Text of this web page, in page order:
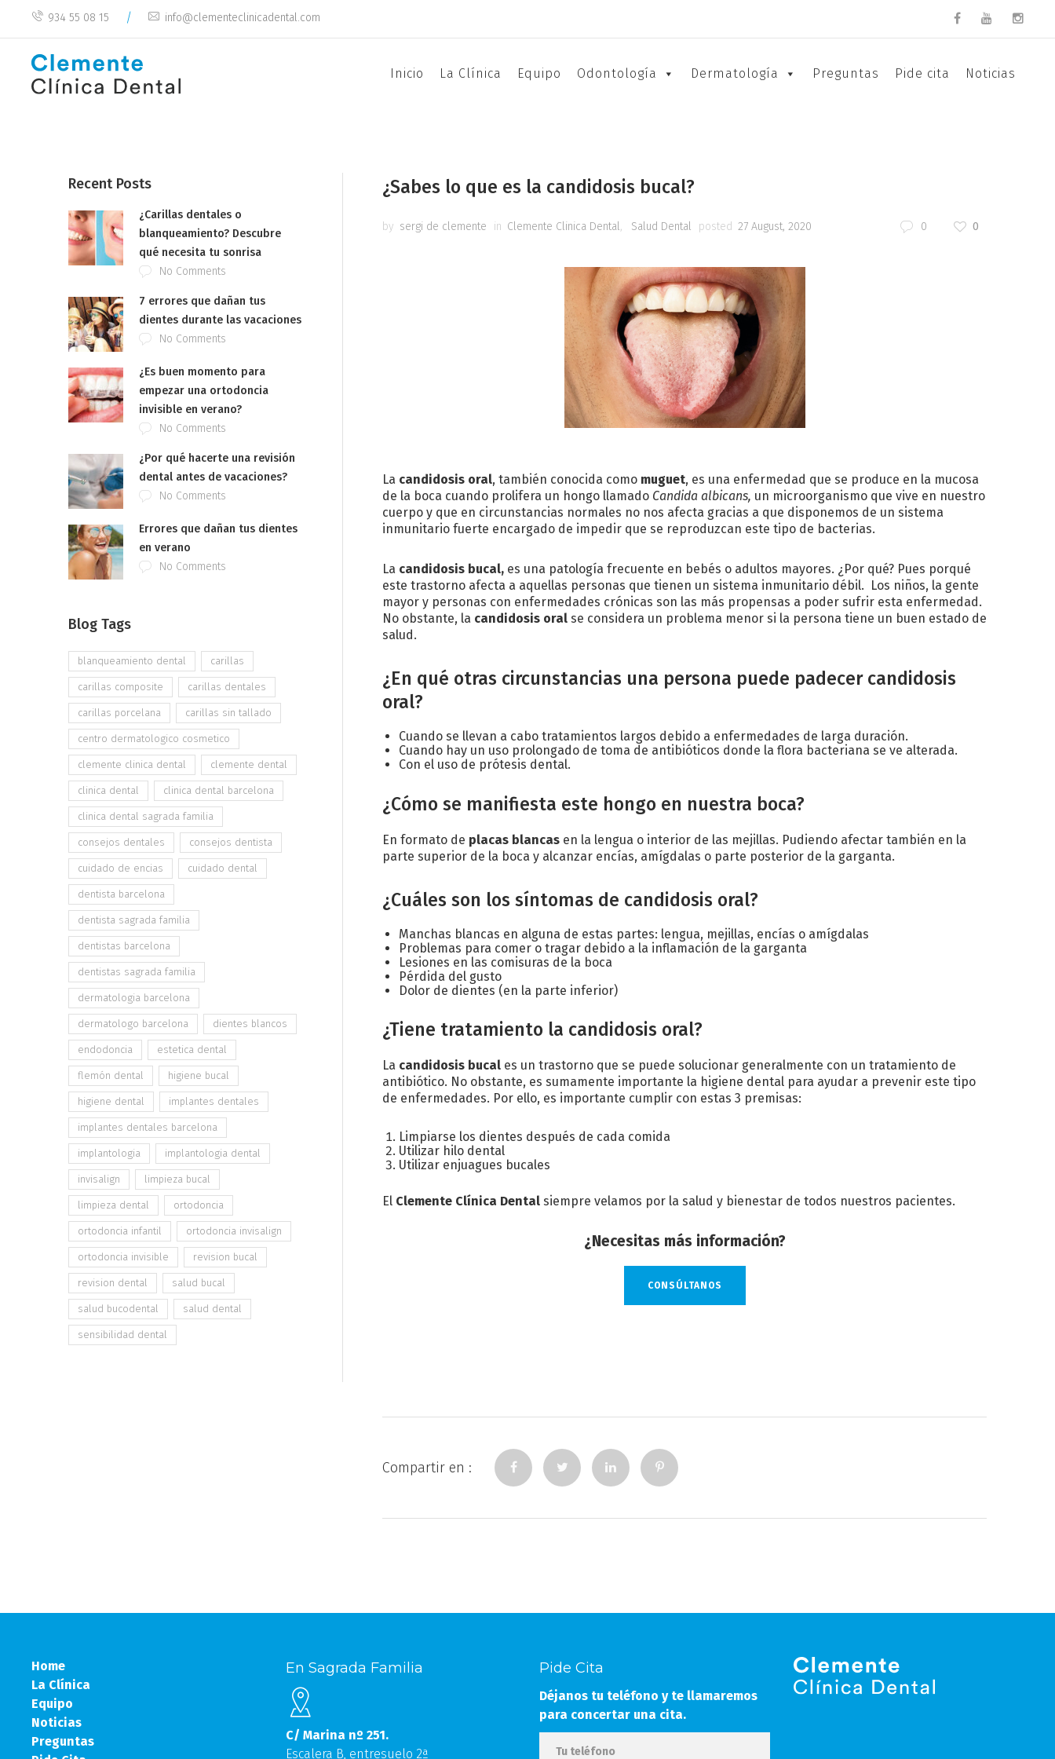
934 55 08 15 / info@clementeclinicadental.com
Inicio La Clínica Equipo Odontología Dermatología Preguntas Pide cita Noticias
¿Sabes lo que es la candidosis bucal?
by sergi de clemente in Clemente Clinica Dental, Salud Dental posted 27 August, 2020 0 0
La candidosis oral, también conocida como muguet, es una enfermedad que se produce en la mucosa
de la boca cuando prolifera un hongo llamado Candida albicans, un microorganismo que vive en nuestro
cuerpo y que en circunstancias normales no nos afecta gracias a que disponemos de un sistema
inmunitario fuerte encargado de impedir que se reproduzcan este tipo de bacterias.
La candidosis bucal, es una patología frecuente en bebés o adultos mayores. ¿Por qué? Pues porqué
este trastorno afecta a aquellas personas que tienen un sistema inmunitario débil. Los niños, la gente
mayor y personas con enfermedades crónicas son las más propensas a poder sufrir esta enfermedad.
No obstante, la candidosis oral se considera un problema menor si la persona tiene un buen estado de
salud.
¿En qué otras circunstancias una persona puede padecer candidosis
oral?
Cuando se llevan a cabo tratamientos largos debido a enfermedades de larga duración.
Cuando hay un uso prolongado de toma de antibióticos donde la flora bacteriana se ve alterada.
Con el uso de prótesis dental.
¿Cómo se manifiesta este hongo en nuestra boca?
En formato de placas blancas en la lengua o interior de las mejillas. Pudiendo afectar también en la
parte superior de la boca y alcanzar encías, amígdalas o parte posterior de la garganta.
¿Cuáles son los síntomas de candidosis oral?
Manchas blancas en alguna de estas partes: lengua, mejillas, encías o amígdalas
Problemas para comer o tragar debido a la inflamación de la garganta
Lesiones en las comisuras de la boca
Pérdida del gusto
Dolor de dientes (en la parte inferior)
¿Tiene tratamiento la candidosis oral?
La candidosis bucal es un trastorno que se puede solucionar generalmente con un tratamiento de
antibiótico. No obstante, es sumamente importante la higiene dental para ayudar a prevenir este tipo
de enfermedades. Por ello, es importante cumplir con estas 3 premisas:
Limpiarse los dientes después de cada comida
Utilizar hilo dental
Utilizar enjuagues bucales
El Clemente Clínica Dental siempre velamos por la salud y bienestar de todos nuestros pacientes.
¿Necesitas más información?
Compartir en :
Recent Posts
¿Carillas dentales o
blanqueamiento? Descubre
qué necesita tu sonrisa
No Comments
7 errores que dañan tus
dientes durante las vacaciones
No Comments
¿Es buen momento para
empezar una ortodoncia
invisible en verano?
No Comments
¿Por qué hacerte una revisión
dental antes de vacaciones?
No Comments
Errores que dañan tus dientes
en verano
No Comments
Blog Tags
blanqueamiento dental carillas
carillas composite carillas dentales
carillas porcelana carillas sin tallado
centro dermatologico cosmetico
clemente clinica dental clemente dental
clinica dental clinica dental barcelona
clinica dental sagrada familia
consejos dentales consejos dentista
cuidado de encias cuidado dental
dentista barcelona
dentista sagrada familia
dentistas barcelona
dentistas sagrada familia
dermatologia barcelona
dermatologo barcelona dientes blancos
endodoncia estetica dental
flemón dental higiene bucal
higiene dental implantes dentales
implantes dentales barcelona
implantologia implantologia dental
invisalign limpieza bucal
limpieza dental ortodoncia
ortodoncia infantil ortodoncia invisalign
ortodoncia invisible revision bucal
revision dental salud bucal
salud bucodental salud dental
sensibilidad dental
Home
La Clínica
Equipo
Noticias
Preguntas
En Sagrada Familia
C/ Marina nº 251.
Escalera B, entresuelo 2ª
Pide Cita
Déjanos tu teléfono y te llamaremos
para concertar una cita.